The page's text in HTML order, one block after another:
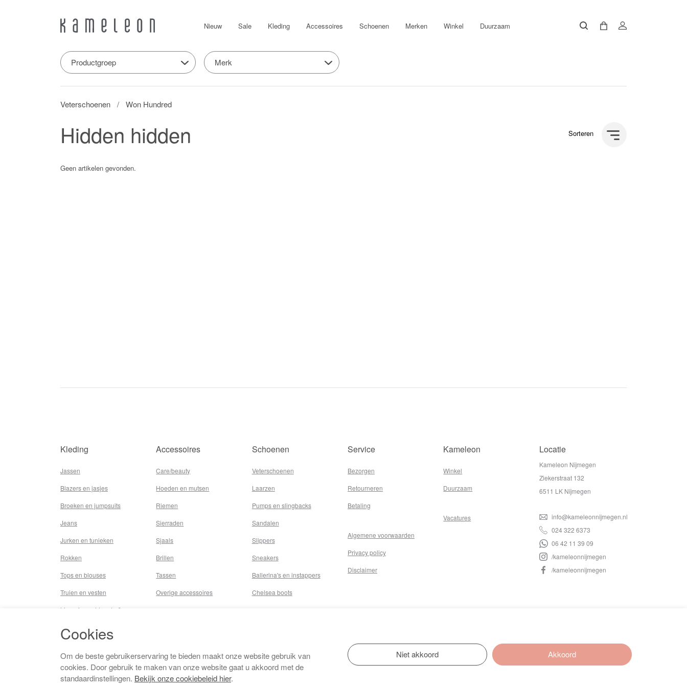
Nieuw Sale Kleding Accessoires Schoenen Merken Winkel Duurzaam
Productgroep Merk
Veterschoenen Won Hundred
Hidden hidden Sorteren
Geen artikelen gevonden.
Kleding
Jassen
Blazers en jasjes
Broeken en jumpsuits
Jeans
Jurken en tunieken
Rokken
Tops en blouses
Truien en vesten
Lingerie,nachtmode &
Badkleding
Beenmode
Vermaakkosten
Accessoires
Care/beauty
Hoeden en mutsen
Riemen
Sierraden
Sjaals
Brillen
Tassen
Overige accessoires
Schoenen
Veterschoenen
Laarzen
Pumps en slingbacks
Sandalen
Slippers
Sneakers
Ballerina's en instappers
Chelsea boots
Service
Bezorgen
Retourneren
Betaling
Algemene voorwaarden
Privacy policy
Disclaimer
Kameleon
Winkel
Duurzaam
Vacatures
Locatie
Kameleon Nijmegen
Ziekerstraat 132
6511 LK Nijmegen
info@kameleonnijmegen.nl
024 322 6373
06 42 11 39 09
/kameleonnijmegen
/kameleonnijmegen
Cookies
Om de beste gebruikerservaring te bieden maakt onze website gebruik van
cookies. Door gebruik te maken van onze website gaat u akkoord met de
standaardinstellingen. Bekijk onze cookiebeleid hier.